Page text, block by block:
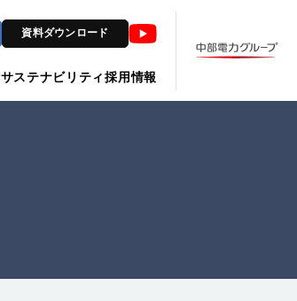
資料ダウンロード
サステナビリティ採用情報